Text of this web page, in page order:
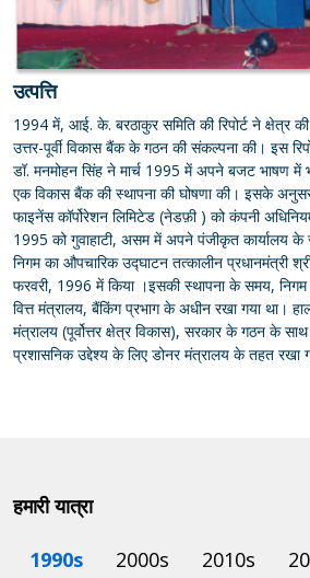
उत्पत्ति
1994 में, आई. के. बरठाकुर समिति की रिपोर्ट ने क्षेत्र
उत्तर-पूर्वी विकास बैंक के गठन की संकल्पना की। इस
डॉ. मनमोहन सिंह ने मार्च 1995 में अपने बजट भाषण में
एक विकास बैंक की स्थापना की घोषणा की। इसके
फाइनेंस कॉर्पोरेशन लिमिटेड (नेडफ़ी ) को कंपनी
1995 को गुवाहाटी, असम में अपने पंजीकृत कार्यालय के
निगम का औपचारिक उद्घाटन तत्कालीन प्रधानमंत्री
फरवरी, 1996 में किया ।इसकी स्थापना के समय, निगम
वित्त मंत्रालय, बैंकिंग प्रभाग के अधीन रखा गया था।
मंत्रालय (पूर्वोत्तर क्षेत्र विकास), सरकार के गठन के
प्रशासनिक उद्देश्य के लिए डोनर मंत्रालय के तहत रखा
हमारी यात्रा
1990s 2000s 2010s